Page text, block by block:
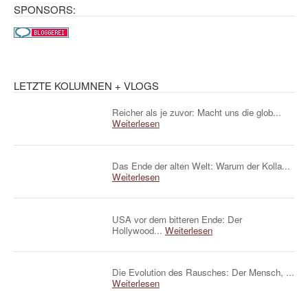
SPONSORS:
LETZTE KOLUMNEN + VLOGS
Reicher als je zuvor: Macht uns die glob...
Weiterlesen
Das Ende der alten Welt: Warum der Kolla...
Weiterlesen
USA vor dem bitteren Ende: Der
Hollywood... Weiterlesen
Die Evolution des Rausches: Der Mensch, ...
Weiterlesen